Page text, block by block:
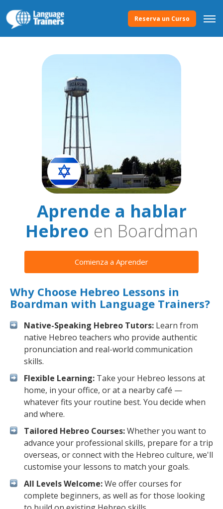
Reserva un Curso
Aprende a hablar
Hebreo en Boardman
Comienza a Aprender
Why Choose Hebreo Lessons in
Boardman with Language Trainers?
Native-Speaking Hebreo Tutors: Learn from
native Hebreo teachers who provide authentic
pronunciation and real-world communication
skills.
Flexible Learning: Take your Hebreo lessons at
home, in your office, or at a nearby café —
whatever fits your routine best. You decide when
and where.
Tailored Hebreo Courses:Whether you want to
advance your professional skills, prepare for a trip
overseas, or connect with the Hebreo culture, we'll
customise your lessons to match your goals.
All Levels Welcome:We offer courses for
complete beginners, as well as for those looking